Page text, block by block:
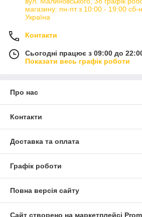
магазину: пн-пт з 10:00 - 19:00 сб-
Україна
Контакти
Сьогодні працює з 09:00 до
Показати весь графік роботи
Про нас
Контакти
Доставка та оплата
Графік роботи
Повна версія сайту
Сайт створено на маркетплейсі